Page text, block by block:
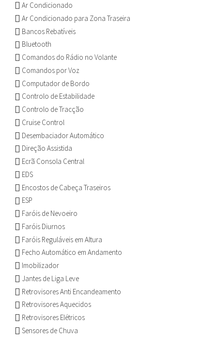
Ar Condicionado
Ar Condicionado para Zona Traseira
Bancos Rebatíveis
Bluetooth
Comandos do Rádio no Volante
Comandos por Voz
Computador de Bordo
Controlo de Estabilidade
Controlo de Tracção
Cruise Control
Desembaciador Automático
Direção Assistida
Ecrã Consola Central
EDS
Encostos de Cabeça Traseiros
ESP
Faróis de Nevoeiro
Faróis Diurnos
Faróis Reguláveis em Altura
Fecho Automático em Andamento
Imobilizador
Jantes de Liga Leve
Retrovisores Anti Encandeamento
Retrovisores Aquecidos
Retrovisores Elétricos
Sensores de Chuva